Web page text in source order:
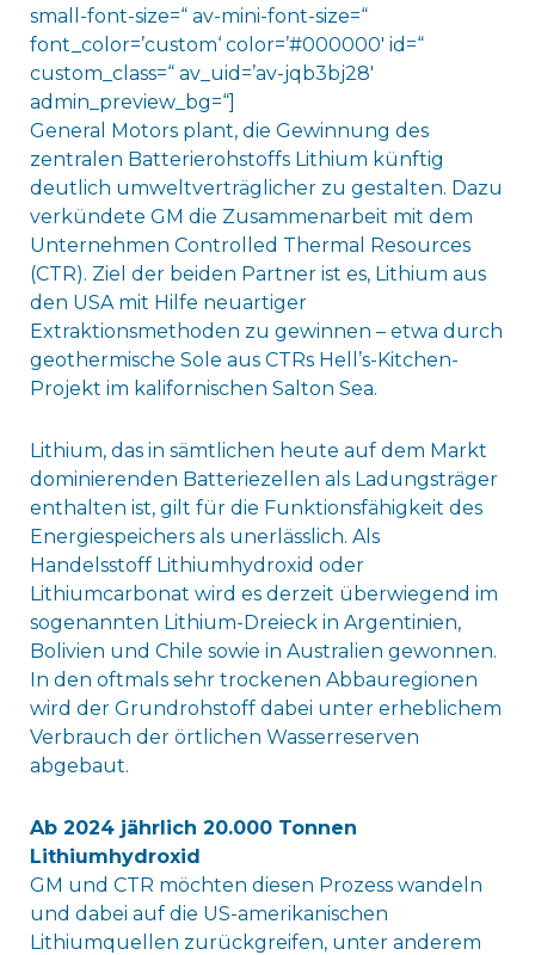
small-font-size=“ av-mini-font-size=“
font_color=’custom‘ color=’#000000′ id=“
custom_class=“ av_uid=’av-jqb3bj28′
admin_preview_bg=“]
General Motors plant, die Gewinnung des
zentralen Batterierohstoffs Lithium künftig
deutlich umweltverträglicher zu gestalten. Dazu
verkündete GM die Zusammenarbeit mit dem
Unternehmen Controlled Thermal Resources
(CTR). Ziel der beiden Partner ist es, Lithium aus
den USA mit Hilfe neuartiger
Extraktionsmethoden zu gewinnen – etwa durch
geothermische Sole aus CTRs Hell’s-Kitchen-
Projekt im kalifornischen Salton Sea.
Lithium, das in sämtlichen heute auf dem Markt
dominierenden Batteriezellen als Ladungsträger
enthalten ist, gilt für die Funktionsfähigkeit des
Energiespeichers als unerlässlich. Als
Handelsstoff Lithiumhydroxid oder
Lithiumcarbonat wird es derzeit überwiegend im
sogenannten Lithium-Dreieck in Argentinien,
Bolivien und Chile sowie in Australien gewonnen.
In den oftmals sehr trockenen Abbauregionen
wird der Grundrohstoff dabei unter erheblichem
Verbrauch der örtlichen Wasserreserven
abgebaut.
Ab 2024 jährlich 20.000 Tonnen
Lithiumhydroxid
GM und CTR möchten diesen Prozess wandeln
und dabei auf die US-amerikanischen
Lithiumquellen zurückgreifen, unter anderem